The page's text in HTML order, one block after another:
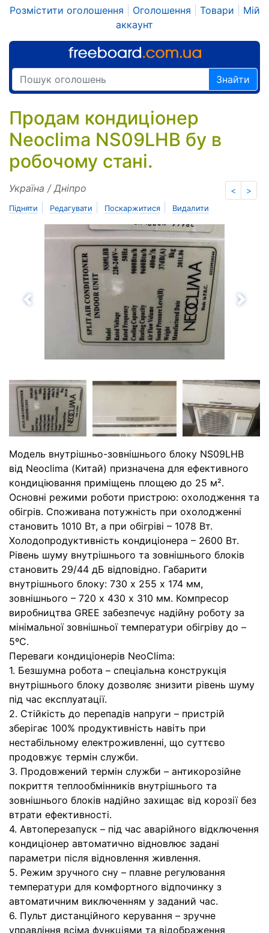
Розмістити оголошення Оголошення Товари
Мій
аккаунт
Знайти
Продам кондиціонер
Neoclima NS09LHB бу в
робочому стані.
< >
Україна / Дніпро
Підняти Редагувати Поскаржитися Видалити
Назад
Модель внутрішньо-зовнішнього блоку NS09LHB
від Neoclima (Китай) призначена для ефективного
кондиціювання приміщень площею до 25 м².
Основні режими роботи пристрою: охолодження та
обігрів. Споживана потужність при охолодженні
становить 1010 Вт, а при обігріві – 1078 Вт.
Холодопродуктивність кондиціонера – 2600 Вт.
Рівень шуму внутрішнього та зовнішнього блоків
становить 29/44 дБ відповідно. Габарити
внутрішнього блоку: 730 х 255 х 174 мм,
зовнішнього – 720 х 430 х 310 мм. Компресор
виробництва GREE забезпечує надійну роботу за
мінімальної зовнішньої температури обігріву до –
5ºС.
Переваги кондиціонерів NeoClima:
1. Безшумна робота – спеціальна конструкція
внутрішнього блоку дозволяє знизити рівень шуму
під час експлуатації.
2. Стійкість до перепадів напруги – пристрій
зберігає 100% продуктивність навіть при
нестабільному електроживленні, що суттєво
продовжує термін служби.
3. Продовжений термін служби – антикорозійне
покриття теплообмінників внутрішнього та
зовнішнього блоків надійно захищає від корозії без
втрати ефективності.
4. Автоперезапуск – під час аварійного відключення
кондиціонер автоматично відновлює задані
параметри після відновлення живлення.
5. Режим зручного сну – плавне регулювання
температури для комфортного відпочинку з
автоматичним виключенням у заданий час.
6. Пульт дистанційного керування – зручне
управління всіма функціями та відображення